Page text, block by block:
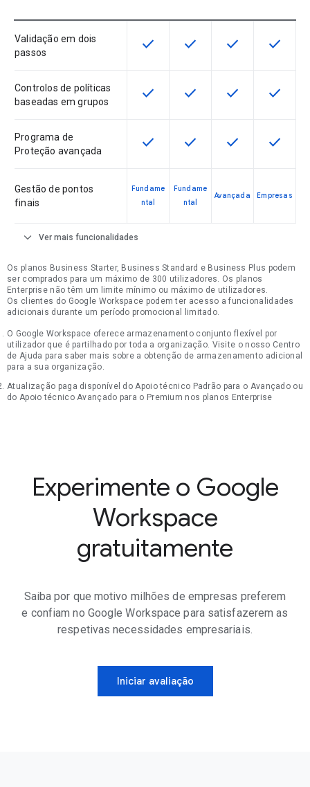
Validação em dois
passos
Esta funcionalidade está
check Esta funcionalidade está
check Esta
check Esta
check
Controlos de políticas
baseadas em grupos
Esta funcionalidade está
check Esta funcionalidade está
check Esta
check Esta
check
Programa de
Proteção avançada
Esta funcionalidade está
check Esta funcionalidade está
check Esta
check Esta
check
Gestão de pontos
finais
Fundame
ntal
Fundame
ntal
Avançada Empresas
expand_more Ver mais funcionalidades
Os planos Business Starter, Business Standard e Business Plus podem
ser comprados para um máximo de 300 utilizadores. Os planos
Enterprise não têm um limite mínimo ou máximo de utilizadores.
Os clientes do Google Workspace podem ter acesso a funcionalidades
adicionais durante um período promocional limitado.
O Google Workspace oferece armazenamento conjunto flexível por
utilizador que é partilhado por toda a organização. Visite o nosso Centro
de Ajuda para saber mais sobre a obtenção de armazenamento adicional
para a sua organização.
Atualização paga disponível do Apoio técnico Padrão para o Avançado ou
do Apoio técnico Avançado para o Premium nos planos Enterprise
Experimente o Google
Workspace
gratuitamente
Saiba por que motivo milhões de empresas preferem
e confiam no Google Workspace para satisfazerem as
respetivas necessidades empresariais.
Iniciar avaliação